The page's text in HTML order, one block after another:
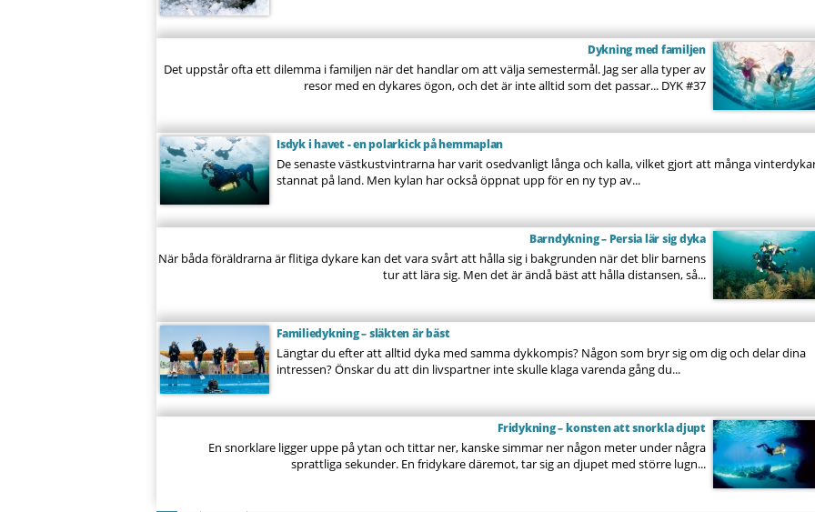
Dykning med familjen
Det uppstår ofta ett dilemma i familjen när det handlar om att välja semestermål. Jag ser alla typer av
resor med en dykares ögon, och det är inte alltid som det passar... DYK #37
Isdyk i havet - en polarkick på hemmaplan
De senaste västkustvintrarna har varit osedvanligt långa och kalla, vilket gjort att många
stannat på land. Men kylan har också öppnat upp för en ny typ av...
Barndykning – Persia lär sig dyka
När båda föräldrarna är flitiga dykare kan det vara svårt att hålla sig i bakgrunden när det blir barnens
tur att lära sig. Men det är ändå bäst att hålla distansen, så...
Familiedykning – släkten är bäst
Längtar du efter att alltid dyka med samma dykkompis? Någon som bryr sig om dig och delar dina
intressen? Önskar du att din livspartner inte skulle klaga varenda gång du...
Fridykning – konsten att snorkla djupt
En snorklare ligger uppe på ytan och tittar ner, kanske simmar ner någon meter under några
sprattliga sekunder. En fridykare däremot, tar sig an djupet med större lugn...